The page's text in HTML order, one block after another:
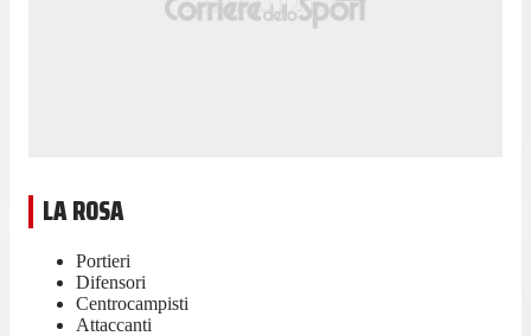
LA ROSA
Portieri
Difensori
Centrocampisti
Attaccanti